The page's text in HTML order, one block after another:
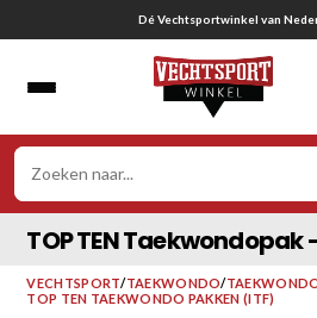
naar
Gratis verzending
TOP TEN Taekwondopak
VECHTSPORT/TAEKWONDO/
TOP TEN TAEKWONDO PAKKEN (ITF)